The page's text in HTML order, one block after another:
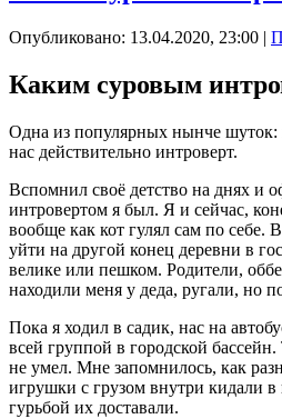
Опубликовано: 13.04.2020, 23:00 |
Каким суровым
Одна из популярных нынче шуток:
нас действительно интроверт.
Вспомнил своё детство на днях и
интровертом я был. Я и сейчас,
вообще как кот гулял сам по себе.
уйти на другой конец деревни в
велике или пешком. Родители,
находили меня у деда, ругали, но
Пока я ходил в садик, нас на
всей группой в городской
не умел. Мне запомнилось, как
игрушки с грузом внутри кидали
гурьбой их доставали.